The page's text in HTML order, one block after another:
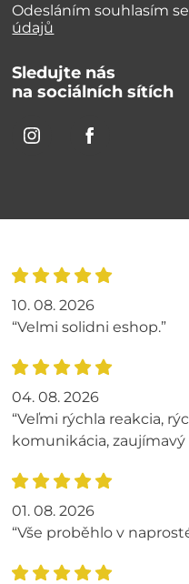
Odesláním souhlasím
údajů
Sledujte nás
na sociálních sítích
10. 08. 2026
“Velmi solidni eshop.”
04. 08. 2026
“Veľmi rýchla reakcia,
komunikácia, zaujímavý
01. 08. 2026
“Vše proběhlo v